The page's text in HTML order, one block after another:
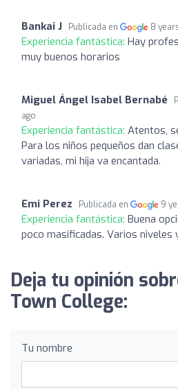
Bankai J Publicada en 8
Experiencia fantástica: Hay
muy buenos horarios
Miguel Ángel Isabel Bernabé
ago
Experiencia fantástica: Atentos,
Para los niños pequeños dan
variadas, mi hija va encantada.
Emi Perez Publicada en 9
Experiencia fantástica: Buena
poco masificadas. Varios niveles
Deja tu opinión
Town College:
Tu nombre